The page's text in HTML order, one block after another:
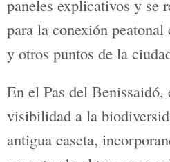
Zona de actuación B7
El segundo proyecto